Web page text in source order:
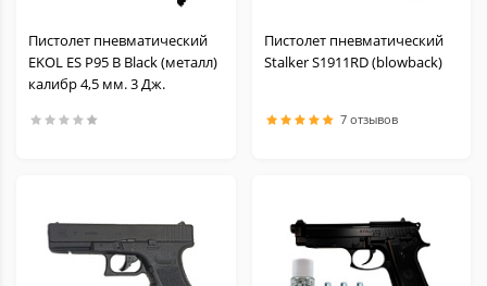
Пистолет пневматический
EKOL ES P95 B Black (металл)
калибр 4,5 мм. 3 Дж.
Пистолет пневматический
Stalker S1911RD (blowback)
7 отзывов